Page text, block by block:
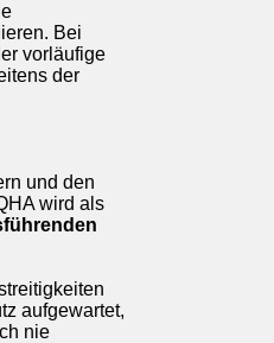
Bei
vorläufige
der
und den
wird als
aufgewartet,
nie